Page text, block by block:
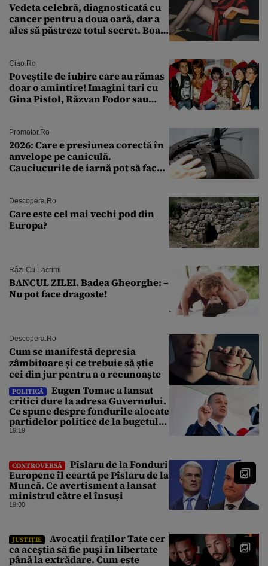
Vedeta celebră, diagnosticată cu
cancer pentru a doua oară, dar a
ales să păstreze totul secret. Boala
Ciao.ro
Poveştile de iubire care au rămas
doar o amintire! Imagini tari cu
Gina Pistol, Răzvan Fodor sau
Promotor.ro
2026: Care e presiunea corectă în
anvelope pe caniculă.
Cauciucurile de iarnă pot să facă
Descopera.ro
Care este cel mai vechi pod din
Europa?
Râzi Cu Lacrimi
BANCUL ZILEI. Badea Gheorghe: –
Nu pot face dragoste!
Descopera.ro
Cum se manifestă depresia
zâmbitoare și ce trebuie să știe
cei din jur pentru a o recunoaște
POLITICĂ
Eugen Tomac a lansat
critici dure la adresa Guvernului.
Ce spune despre fondurile alocate
partidelor politice de la bugetul
de stat
19:19
CONTROVERSĂ
Pîslaru de la Fonduri
Europene îl ceartă pe Pîslaru de la
Muncă. Ce avertisment a lansat
ministrul către el însuși
19:00
JUSTIȚIE
Avocații fraților Tate cer
ca aceștia să fie puși în libertate
până la extrădare. Cum este